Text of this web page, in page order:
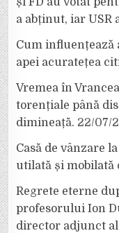
a abținut, iar USR
Cum influențează
apei acuratețea
Vremea în
torențiale până
dimineață. 22/07/
Casă de vânzare
utilată și mobilată
Regrete eterne
profesorului Ion
director adjunct